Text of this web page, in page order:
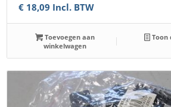
€ 18,09 Incl. BTW
Toevoegen aan
winkelwagen
Toon